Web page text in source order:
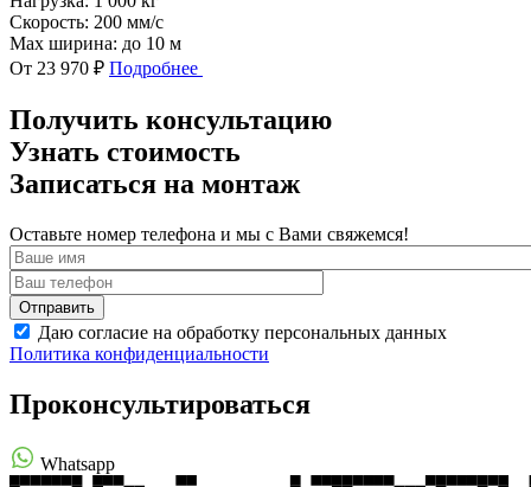
Скорость: 200 мм/с
Max ширина: до 10 м
От 23 970 ₽ Подробнее
Получить консультацию
Узнать стоимость
Записаться на монтаж
Оставьте номер телефона и мы с Вами свяжемся!
Даю согласие на обработку персональных данных
Политика конфиденциальности
Проконсультироваться
Whatsapp